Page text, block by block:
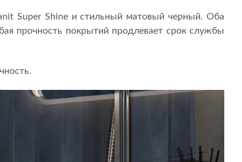
Super Shine и стильный матовый черный. Оба
прочность покрытий продлевает срок службы